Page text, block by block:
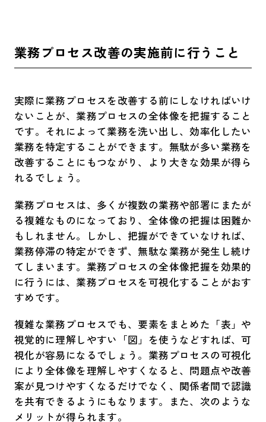
業務プロセス改善の実施前に行うこと
実際に業務プロセスを改善する前にしなければいけ
ないことが、業務プロセスの全体像を把握すること
です。それによって業務を洗い出し、効率化したい
業務を特定することができます。無駄が多い業務を
改善することにもつながり、より大きな効果が得ら
れるでしょう。
業務プロセスは、多くが複数の業務や部署にまたが
る複雑なものになっており、全体像の把握は困難か
もしれません。しかし、把握ができていなければ、
業務停滞の特定ができず、無駄な業務が発生し続け
てしまいます。業務プロセスの全体像把握を効果的
に行うには、業務プロセスを可視化することがおす
すめです。
複雑な業務プロセスでも、要素をまとめた「表」や
視覚的に理解しやすい「図」を使うなどすれば、可
視化が容易になるでしょう。業務プロセスの可視化
により全体像を理解しやすくなると、問題点や改善
案が見つけやすくなるだけでなく、関係者間で認識
を共有できるようにもなります。また、次のような
メリットが得られます。